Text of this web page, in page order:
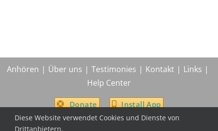
Anhören Über uns Testimonies Kontakt
Links
Help Center
Donate Install App
Diese Website verwendet Cookies und Dienste von
Drittanbietern.